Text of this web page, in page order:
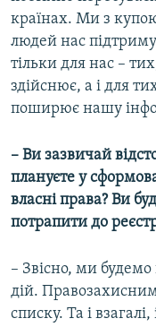
країнах. Ми з
людей нас
тільки для нас –
здійснює, а і для
поширює нашу
– Ви зазвичай
плануєте у
власні права? Ви
потрапити до
– Звісно, ми будемо
дій.
списку. Та і